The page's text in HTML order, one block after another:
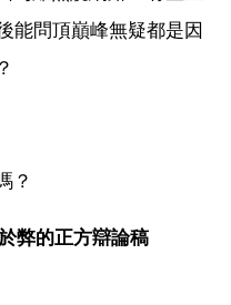
能問頂巔峰無疑都是因
？
弊的正方辯論稿